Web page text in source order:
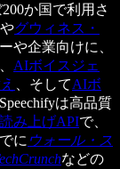
か国で利用さ
やグウィネス・
や企業向けに、
AIボイスジェ
、そしてAIボ
は高品質
み上げAPIで、
に ウォール・ス
などの